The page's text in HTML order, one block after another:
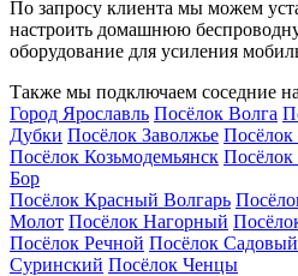
По запросу клиента мы можем
настроить домашнюю
оборудование для усиления
Также мы подключаем соседние
Город Ярославль Посёлок Волга
Дубки Посёлок Заволжье
Посёлок Козьмодемьянск Посёлок
Бор
Посёлок Красный Волгарь
Молот Посёлок Нагорный
Посёлок Речной Посёлок Садовый
Суринский Посёлок Ченцы